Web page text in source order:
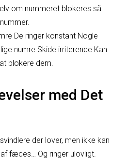
om nummeret blokeres så
De ringer konstant Nogle
numre Skide irriterende Kan
blokere dem.
med Det
der lover, men ikke kan
fæces… Og ringer ulovligt.